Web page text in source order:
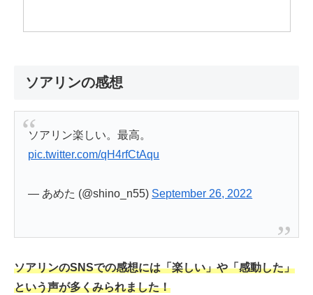
ソアリンの感想
ソアリン楽しい。最高。
pic.twitter.com/qH4rfCtAqu
— あめた (@shino_n55) September 26, 2022
ソアリンのSNSでの感想には「楽しい」や「感動した」
という声が多くみられました！